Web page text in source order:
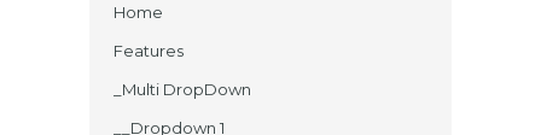
Home
Features
_Multi DropDown
__Dropdown 1